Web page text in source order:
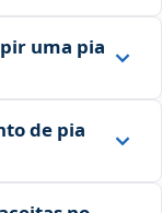
uma pia
de pia